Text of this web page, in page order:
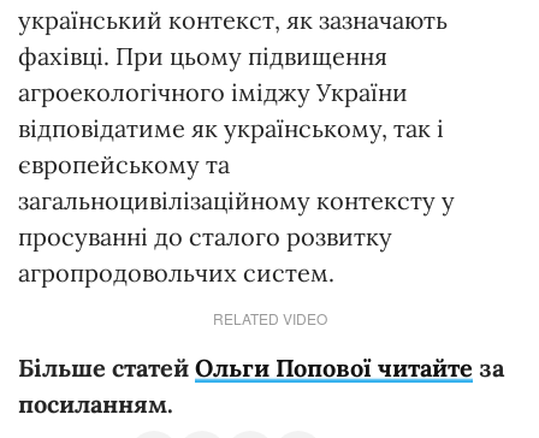
український контекст, як зазначають
фахівці. При цьому підвищення
агроекологічного іміджу України
відповідатиме як українському, так і
європейському та
загальноцивілізаційному контексту у
просуванні до сталого розвитку
агропродовольчих систем.
RELATED VIDEO
Більше статей Ольги Попової читайте за
посиланням.